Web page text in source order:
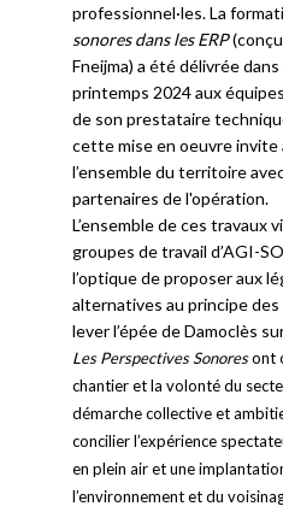
professionnel·les. La
sonores dans les ERP
Fneijma) a été délivrée
printemps 2024 aux
de son prestataire
cette mise en oeuvre invite
l’ensemble du territoire
partenaires de l'opération.
L’ensemble de ces travaux
groupes de travail d’AGI-
l’optique de proposer aux
alternatives au principe
lever l’épée de Damoclès
Les Perspectives Sonoresont
chantier et la volonté du
démarche collective et
concilier l’expérience
en plein air et une
l’environnement et du